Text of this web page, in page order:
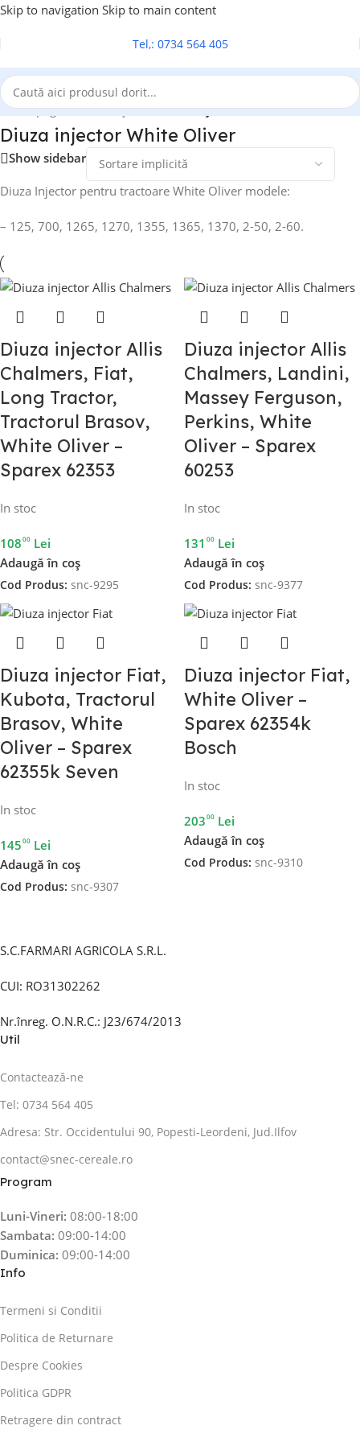
Skip to navigation Skip to main content
Tel,: 0734 564 405
Prima pagină/Diuza injector/Diuza injector White Oliver
Diuza injector White Oliver
Show sidebar
Diuza Injector pentru tractoare White Oliver modele:
– 125, 700, 1265, 1270, 1355, 1365, 1370, 2-50, 2-60.
Diuza injector Allis
Chalmers, Fiat,
Long Tractor,
Tractorul Brasov,
White Oliver –
Sparex 62353
In stoc
10800 Lei
Adaugă în coș
Cod Produs: snc-9295
Diuza injector Allis
Chalmers, Landini,
Massey Ferguson,
Perkins, White
Oliver – Sparex
60253
In stoc
131 00 Lei
Adaugă în coș
Cod Produs: snc-9377
Diuza injector Fiat,
Kubota, Tractorul
Brasov, White
Oliver – Sparex
62355k Seven
In stoc
14500 Lei
Adaugă în coș
Cod Produs: snc-9307
Diuza injector Fiat,
White Oliver –
Sparex 62354k
Bosch
In stoc
20300 Lei
Adaugă în coș
Cod Produs: snc-9310
S.C.FARMARI AGRICOLA S.R.L.
CUI: RO31302262
Nr.înreg. O.N.R.C.: J23/674/2013
Util
Contactează-ne
Tel: 0734 564 405
Adresa: Str. Occidentului 90, Popesti-Leordeni, Jud.Ilfov
contact@snec-cereale.ro
Program
Luni-Vineri: 08:00-18:00
Sambata: 09:00-14:00
Duminica: 09:00-14:00
Info
Termeni si Conditii
Politica de Returnare
Despre Cookies
Politica GDPR
Retragere din contract